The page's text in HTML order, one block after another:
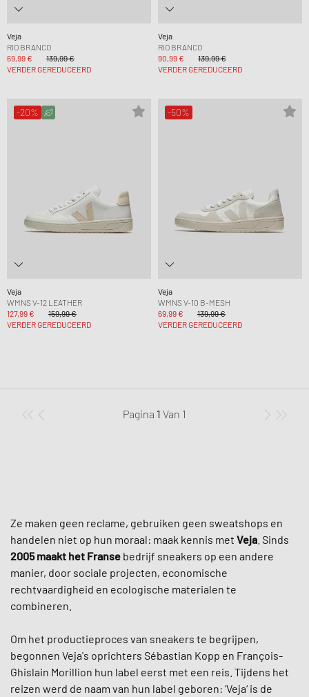
Veja
RIO BRANCO
69,99 €
139,99 €
VERDER GEREDUCEERD
Veja
RIO BRANCO
90,99 €
139,99 €
VERDER GEREDUCEERD
-20%
Veja
WMNS V-12 LEATHER
127,99 €
159,99 €
VERDER GEREDUCEERD
-50%
Veja
WMNS V-10 B-MESH
69,99 €
139,99 €
VERDER GEREDUCEERD
Pagina 1 Van 1
Ze maken geen reclame, gebruiken geen sweatshops en
handelen niet op hun moraal: maak kennis met Veja . Sinds
2005 maakt het Franse bedrijf sneakers op een andere
manier, door sociale projecten, economische
rechtvaardigheid en ecologische materialen te
combineren.
Om het productieproces van sneakers te begrijpen,
begonnen Veja's oprichters Sébastian Kopp en François-
Ghislain Morillion hun label eerst met een reis. Tijdens het
reizen werd de naam van hun label geboren: ‘Veja‘ is de